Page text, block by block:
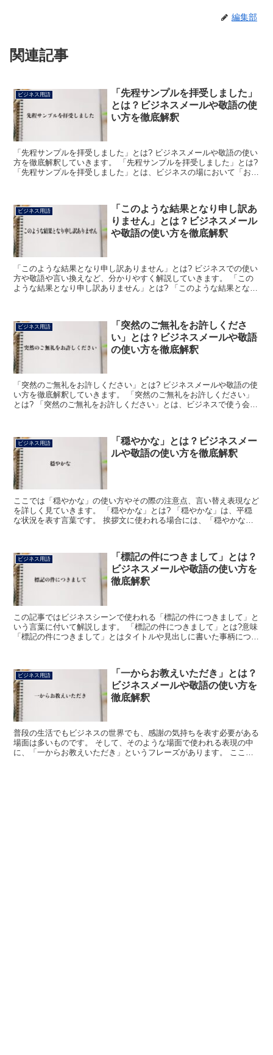
編集部
関連記事
ビジネス用語
「先程サンプルを拝受しました」
とは？ビジネスメールや敬語の使
い方を徹底解釈
「先程サンプルを拝受しました」とは? ビジネスメールや敬語の使い
方を徹底解釈していきます。 「先程サンプルを拝受しました」とは?
「先程サンプルを拝受しました」とは、ビジネスの場において「お送
ビジネス用語
「このような結果となり申し訳あ
りません」とは？ビジネスメール
や敬語の使い方を徹底解釈
「このような結果となり申し訳ありません」とは? ビジネスでの使い
方や敬語や言い換えなど、分かりやすく解説していきます。 「この
ような結果となり申し訳ありません」とは? 「このような結果となり
ビジネス用語
「突然のご無礼をお許しくださ
い」とは？ビジネスメールや敬語
の使い方を徹底解釈
「突然のご無礼をお許しください」とは? ビジネスメールや敬語の使
い方を徹底解釈していきます。 「突然のご無礼をお許しください」
とは? 「突然のご無礼をお許しください」とは、ビジネスで使う会話
ビジネス用語
「穏やかな」とは？ビジネスメー
ルや敬語の使い方を徹底解釈
ここでは「穏やかな」の使い方やその際の注意点、言い替え表現など
を詳しく見ていきます。 「穏やかな」とは? 「穏やかな」は、平穏
な状況を表す言葉です。 挨拶文に使われる場合には、「穏やかな気
ビジネス用語
「標記の件につきまして」とは？
ビジネスメールや敬語の使い方を
徹底解釈
この記事ではビジネスシーンで使われる「標記の件につきまして」と
いう言葉に付いて解説します。 「標記の件につきまして」とは?意味
「標記の件につきまして」とはタイトルや見出しに書いた事柄につい
ビジネス用語
「一からお教えいただき」とは？
ビジネスメールや敬語の使い方を
徹底解釈
普段の生活でもビジネスの世界でも、感謝の気持ちを表す必要がある
場面は多いものです。 そして、そのような場面で使われる表現の中
に、「一からお教えいただき」というフレーズがあります。 ここで